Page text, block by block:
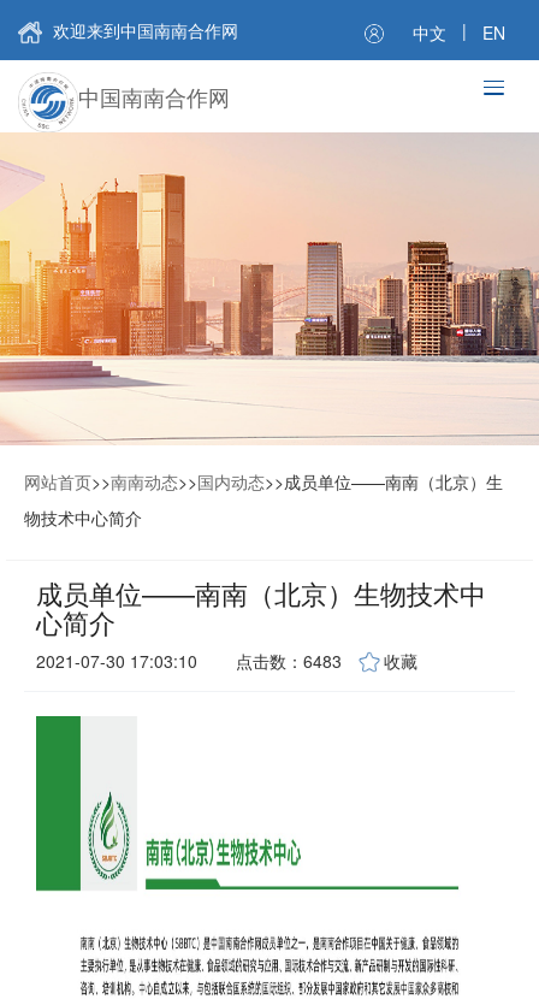
欢迎来到中国南南合作网 中文 | EN
中国南南合作网
网站首页>>南南动态>>国内动态>>成员单位——南南（北京）生
物技术中心简介
成员单位——南南（北京）生物技术中
心简介
2021-07-30 17:03:10 点击数：6483 收藏